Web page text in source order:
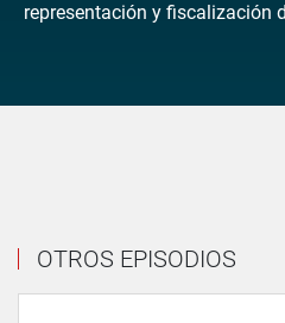
representación y fiscalización
OTROS EPISODIOS